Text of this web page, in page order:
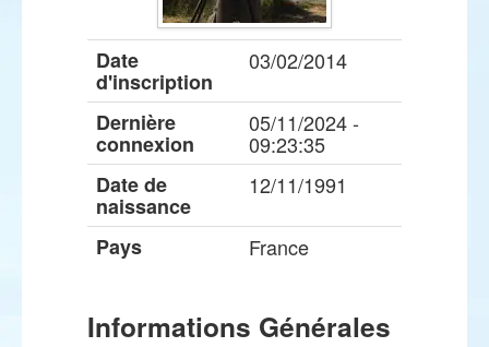
Date
d'inscription
03/02/2014
Dernière
connexion
05/11/2024 -
09:23:35
Date de
naissance
12/11/1991
Pays France
Informations Générales